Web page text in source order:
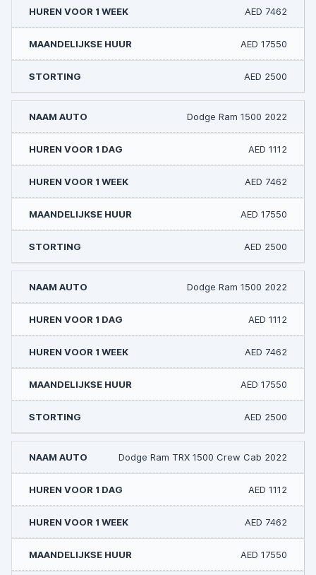
AED 7462
AED 17550
AED 2500
Dodge Ram 1500 2022
AED 1112
AED 7462
AED 17550
AED 2500
Dodge Ram 1500 2022
AED 1112
AED 7462
AED 17550
AED 2500
Dodge Ram TRX 1500 Crew Cab 2022
AED 1112
AED 7462
AED 17550